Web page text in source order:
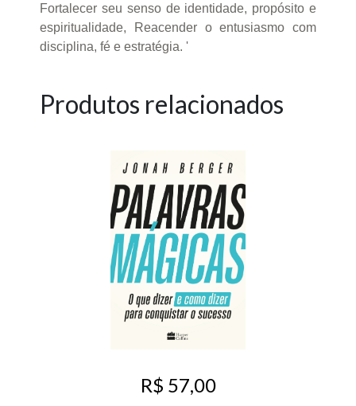
Fortalecer seu senso de identidade, propósito e
espiritualidade, Reacender o entusiasmo com
disciplina, fé e estratégia. '
Produtos relacionados
R$ 57,00